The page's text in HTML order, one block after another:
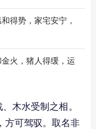
得势，家宅安宁，
火，猪人得缓，运
木水受制之相。
方可驾驭。取名非